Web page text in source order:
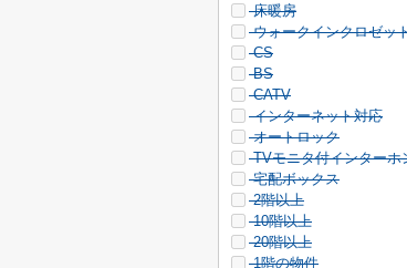
床暖房
ウォークインクロゼッ
CS
BS
CATV
インターネット対応
オートロック
TVモニタ付インターホ
宅配ボックス
2階以上
10階以上
20階以上
1階の物件